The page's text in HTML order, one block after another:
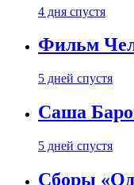
4 дня спустя
Фильм
5 дней спустя
Саша
5 дней спустя
Сборы